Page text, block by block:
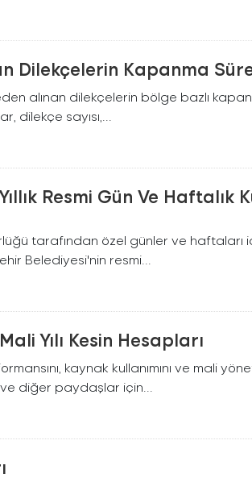
Dilekçelerin Kapanma
alınan dilekçelerin bölge bazlı
dilekçe sayısı,...
Resmi Gün Ve
tarafından özel günler ve
Belediyesi'nin resmi...
Yılı Kesin Hesapları
kaynak kullanımını ve mali
ve diğer paydaşlar için...